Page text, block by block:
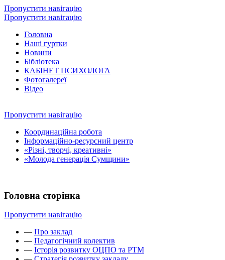
Пропустити навігацію
Пропустити навігацію
Головна
Наші гуртки
Новини
Бібліотека
КАБІНЕТ ПСИХОЛОГА
Фотогалереї
Відео
Пропустити навігацію
Координаційна робота
Інформаційно-ресурсний центр
«Різні, творчі, креативні»
«Молода генерація Сумщини»
Головна сторінка
Пропустити навігацію
— Про заклад
— Педагогічний колектив
— Історія розвитку ОЦПО та РТМ